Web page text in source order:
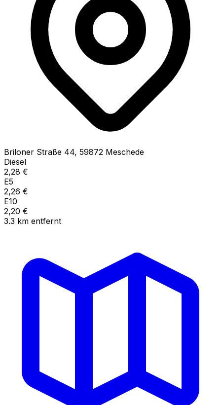
Briloner Straße 44, 59872 Meschede
Diesel
2,28 €
E5
2,26 €
E10
2,20 €
3.3 km entfernt